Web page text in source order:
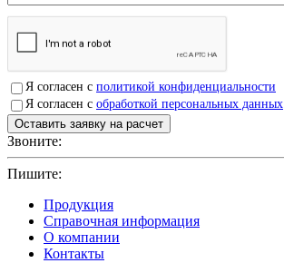
Я согласен с политикой конфиденциальности
Я согласен с обработкой персональных данных
Звоните:
Пишите:
Продукция
Справочная информация
О компании
Контакты